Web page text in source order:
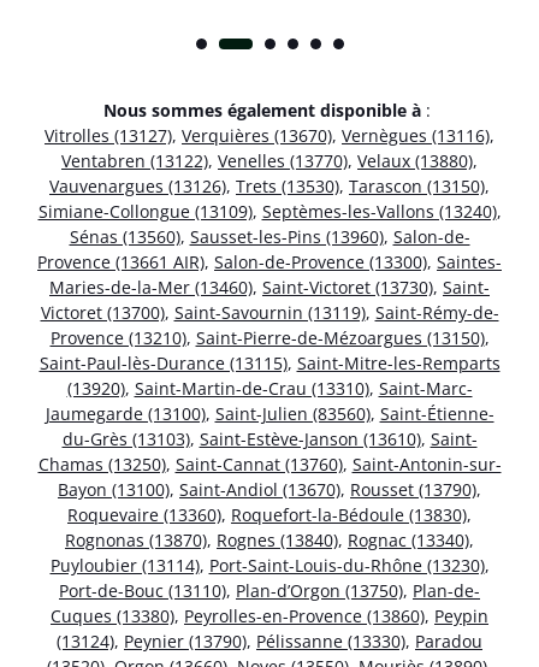
Nous sommes également disponible à :
Vitrolles (13127), Verquières (13670), Vernègues (13116),
Ventabren (13122), Venelles (13770), Velaux (13880),
Vauvenargues (13126), Trets (13530), Tarascon (13150),
Simiane-Collongue (13109), Septèmes-les-Vallons (13240),
Sénas (13560), Sausset-les-Pins (13960), Salon-de-
Provence (13661 AIR), Salon-de-Provence (13300), Saintes-
Maries-de-la-Mer (13460), Saint-Victoret (13730), Saint-
Victoret (13700), Saint-Savournin (13119), Saint-Rémy-de-
Provence (13210), Saint-Pierre-de-Mézoargues (13150),
Saint-Paul-lès-Durance (13115), Saint-Mitre-les-Remparts
(13920), Saint-Martin-de-Crau (13310), Saint-Marc-
Jaumegarde (13100), Saint-Julien (83560), Saint-Étienne-
du-Grès (13103), Saint-Estève-Janson (13610), Saint-
Chamas (13250), Saint-Cannat (13760), Saint-Antonin-sur-
Bayon (13100), Saint-Andiol (13670), Rousset (13790),
Roquevaire (13360), Roquefort-la-Bédoule (13830),
Rognonas (13870), Rognes (13840), Rognac (13340),
Puyloubier (13114), Port-Saint-Louis-du-Rhône (13230),
Port-de-Bouc (13110), Plan-d’Orgon (13750), Plan-de-
Cuques (13380), Peyrolles-en-Provence (13860), Peypin
(13124), Peynier (13790), Pélissanne (13330), Paradou